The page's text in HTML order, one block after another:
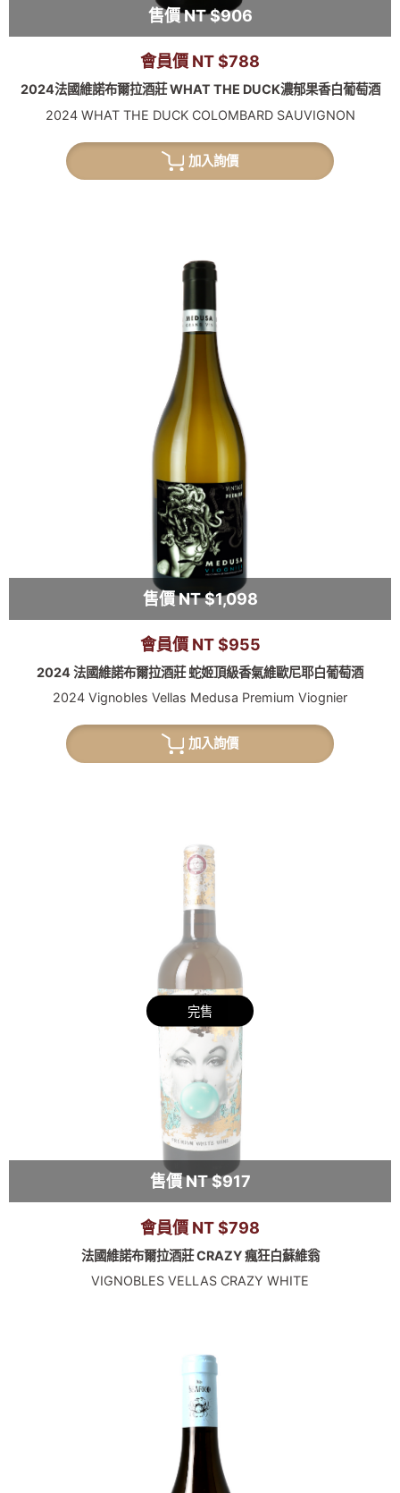
售價 NT $906
會員價 NT $788
2024法國維諾布爾拉酒莊 WHAT THE DUCK濃郁果香白葡萄酒
2024 WHAT THE DUCK COLOMBARD SAUVIGNON
加入詢價
售價 NT $1,098
會員價 NT $955
2024 法國維諾布爾拉酒莊 蛇姬頂級香氣維歐尼耶白葡萄酒
2024 Vignobles Vellas Medusa Premium Viognier
加入詢價
完售
售價 NT $917
會員價 NT $798
法國維諾布爾拉酒莊 CRAZY 瘋狂白蘇維翁
VIGNOBLES VELLAS CRAZY WHITE